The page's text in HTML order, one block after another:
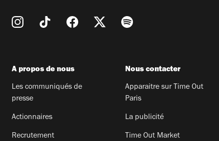
A propos de nous
Les communiqués de
presse
Actionnaires
Recrutement
Nous contacter
Apparaitre sur Time Out
Paris
La publicité
Time Out Market